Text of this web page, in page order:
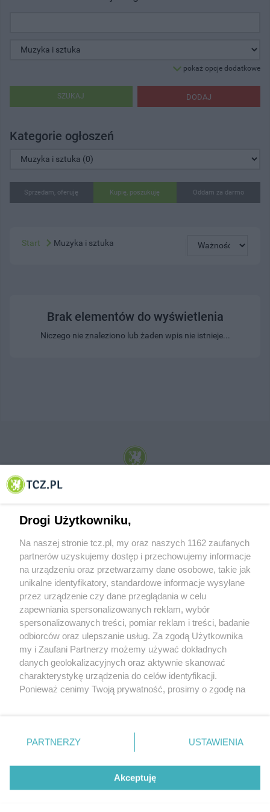
pokaż opcje dodatkowe
DODAJ
SZUKAJ
Kategorie ogłoszeń
Sprzedam, oferuję Kupię, poszukuję Oddam za darmo
Start Muzyka i sztuka
Brak elementów do wyświetlenia
Niczego nie znaleziono lub żaden wpis nie istnieje...
© 2001-2026 Tczew - TCZ.PL Sp. z o.o. Internetowy Serwis Informacyjny Miasta
O FIRMIE POLITYKA PRYWATNOŚCI HOSTING
REKLAMA WSPÓŁPRACA RSS FACEBOOK KONTAKT
Nasze serwisy
Aktualności
Tcz24
Historia miasta
Muzyka i kultura
Archiwum wydarzeń
Zdjęcia miasta
Drogi Użytkowniku,
Na naszej stronie tcz.pl, my oraz naszych 1162 zaufanych
partnerów uzyskujemy dostęp i przechowujemy informacje
na urządzeniu oraz przetwarzamy dane osobowe, takie jak
unikalne identyfikatory, standardowe informacje wysyłane
przez urządzenie czy dane przeglądania w celu
zapewniania spersonalizowanych reklam, wybór
spersonalizowanych treści, pomiar reklam i treści, badanie
odbiorców oraz ulepszanie usług. Za zgodą Użytkownika
my i Zaufani Partnerzy możemy używać dokładnych
danych geolokalizacyjnych oraz aktywnie skanować
charakterystykę urządzenia do celów identyfikacji.
Ponieważ cenimy Twoją prywatność, prosimy o zgodę na
znajdujący się w lewym dolnym rogu strony
. Niektóre
przetwarzaniu. Preferencje będą miały zastosowania tylko
PARTNERZY USTAWIENIA
Akceptuję